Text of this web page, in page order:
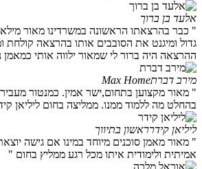
אלעד בן ברוך
" כבר בהרצאתו הראשונה במשרדינו מאור
גדול ומיגנט את הסובבים אותו בהרצאה
ההרצאה היה ברור לי שמאור ילווה אותי כמאמן
מירב דברתMax Home
" מאור מקצוען בתחום,ישר אמין. כמנטור
בהחלט מה ללמוד ממנו. ממליצה בחום ליליאן
ליליאן קידרראשון בתיווך
" מאור מאמן סוכנים מיוחד במינו אם גישה
אמיתית ולימודית איתו מכל רגע ממליץ בחום "